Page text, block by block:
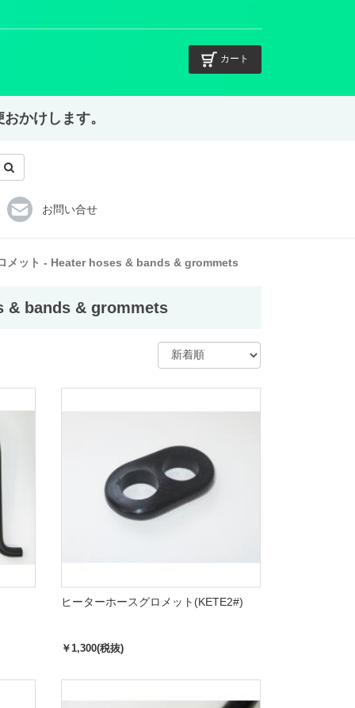
カート
かけします。
お問い合せ
メット - Heater hoses & bands & grommets
& bands & grommets
ヒーターホースグロメット(KETE2#)
￥1,300(税抜)